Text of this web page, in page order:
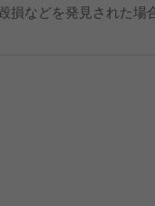
損などを発見された場